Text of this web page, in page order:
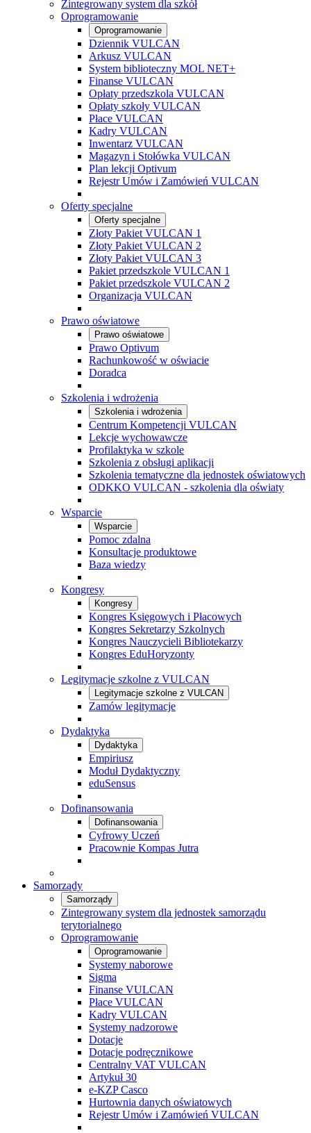
Zintegrowany system dla szkół
Oprogramowanie
Oprogramowanie
Dziennik VULCAN
Arkusz VULCAN
System biblioteczny MOL NET+
Finanse VULCAN
Opłaty przedszkola VULCAN
Opłaty szkoły VULCAN
Płace VULCAN
Kadry VULCAN
Inwentarz VULCAN
Magazyn i Stołówka VULCAN
Plan lekcji Optivum
Rejestr Umów i Zamówień VULCAN
Oferty specjalne
Oferty specjalne
Złoty Pakiet VULCAN 1
Złoty Pakiet VULCAN 2
Złoty Pakiet VULCAN 3
Pakiet przedszkole VULCAN 1
Pakiet przedszkole VULCAN 2
Organizacja VULCAN
Prawo oświatowe
Prawo oświatowe
Prawo Optivum
Rachunkowość w oświacie
Doradca
Szkolenia i wdrożenia
Szkolenia i wdrożenia
Centrum Kompetencji VULCAN
Lekcje wychowawcze
Profilaktyka w szkole
Szkolenia z obsługi aplikacji
Szkolenia tematyczne dla jednostek oświatowych
ODKKO VULCAN - szkolenia dla oświaty
Wsparcie
Wsparcie
Pomoc zdalna
Konsultacje produktowe
Baza wiedzy
Kongresy
Kongresy
Kongres Księgowych i Płacowych
Kongres Sekretarzy Szkolnych
Kongres Nauczycieli Bibliotekarzy
Kongres EduHoryzonty
Legitymacje szkolne z VULCAN
Legitymacje szkolne z VULCAN
Zamów legitymacje
Dydaktyka
Dydaktyka
Empiriusz
Moduł Dydaktyczny
eduSensus
Dofinansowania
Dofinansowania
Cyfrowy Uczeń
Pracownie Kompas Jutra
Samorządy
Samorządy
Zintegrowany system dla jednostek samorządu
terytorialnego
Oprogramowanie
Oprogramowanie
Systemy naborowe
Sigma
Finanse VULCAN
Płace VULCAN
Kadry VULCAN
Systemy nadzorowe
Dotacje
Dotacje podręcznikowe
Centralny VAT VULCAN
Artykuł 30
e-KZP Casco
Hurtownia danych oświatowych
Rejestr Umów i Zamówień VULCAN